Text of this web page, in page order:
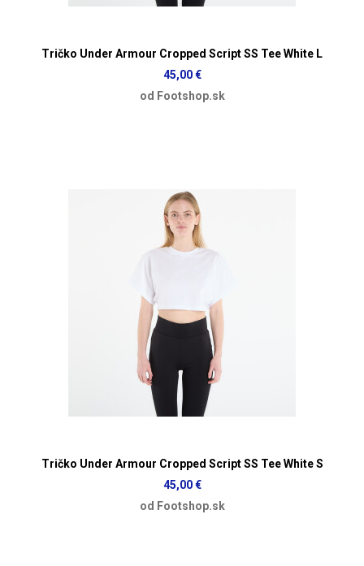
Tričko Under Armour Cropped Script SS Tee White L
45,00 €
od Footshop.sk
Tričko Under Armour Cropped Script SS Tee White S
45,00 €
od Footshop.sk